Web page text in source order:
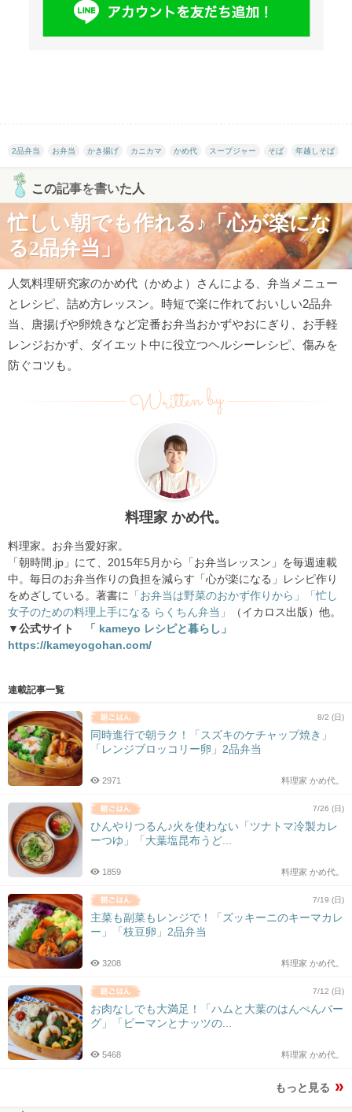
2品弁当 お弁当 かき揚げ カニカマ かめ代 スープジャー そば 年越しそば
この記事を書いた人
忙しい朝でも作れる♪「心が楽にな
る2品弁当」
人気料理研究家のかめ代（かめよ）さんによる、弁当メニュー
とレシピ、詰め方レッスン。時短で楽に作れておいしい2品弁
当、唐揚げや卵焼きなど定番お弁当おかずやおにぎり、お手軽
レンジおかず、ダイエット中に役立つヘルシーレシピ、傷みを
防ぐコツも。
Written by
料理家 かめ代。
料理家。お弁当愛好家。
「朝時間.jp」にて、2015年5月から「お弁当レッスン」を毎週連載
中。毎日のお弁当作りの負担を減らす「心が楽になる」レシピ作り
をめざしている。著書に 「お弁当は野菜のおかず作りから」
「忙し
女子のための料理上手になる らくちん弁当」
（イカロス出版）他。
▼公式サイト
「 kameyo レシピと暮らし」
https://kameyogohan.com/
連載記事一覧
8/2 (日)
同時進行で朝ラク！「スズキのケチャップ焼き」
「レンジブロッコリー卵」2品弁当
料理家 かめ代。
2971
7/26 (日)
ひんやりつるん♪火を使わない「ツナトマ冷製カレ
ーつゆ」「大葉塩昆布うど...
料理家 かめ代。
1859
7/19 (日)
主菜も副菜もレンジで！「ズッキーニのキーマカレ
ー」「枝豆卵」2品弁当
料理家 かめ代。
3208
7/12 (日)
お肉なしでも大満足！「ハムと大葉のはんぺんバー
グ」「ピーマンとナッツの...
料理家 かめ代。
5468
もっと見る